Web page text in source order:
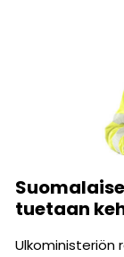
tuetaan
Ulkoministeriön